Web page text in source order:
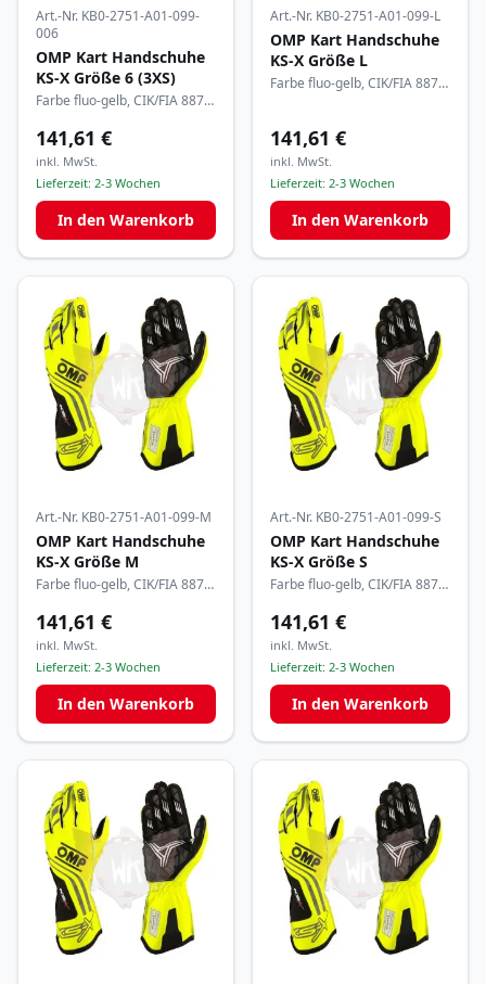
Art.-Nr. KB0-2751-A01-099-
006
OMP Kart Handschuhe
KS-X Größe 6 (3XS)
Farbe fluo-gelb, CIK/FIA 8877-
141,61 €
inkl. MwSt.
Lieferzeit: 2-3 Wochen
In den Warenkorb
Art.-Nr. KB0-2751-A01-099-L
OMP Kart Handschuhe
KS-X Größe L
Farbe fluo-gelb, CIK/FIA 8877-
141,61 €
inkl. MwSt.
Lieferzeit: 2-3 Wochen
In den Warenkorb
Art.-Nr. KB0-2751-A01-099-M
OMP Kart Handschuhe
KS-X Größe M
Farbe fluo-gelb, CIK/FIA 8877-
141,61 €
inkl. MwSt.
Lieferzeit: 2-3 Wochen
In den Warenkorb
Art.-Nr. KB0-2751-A01-099-S
OMP Kart Handschuhe
KS-X Größe S
Farbe fluo-gelb, CIK/FIA 8877-
141,61 €
inkl. MwSt.
Lieferzeit: 2-3 Wochen
In den Warenkorb